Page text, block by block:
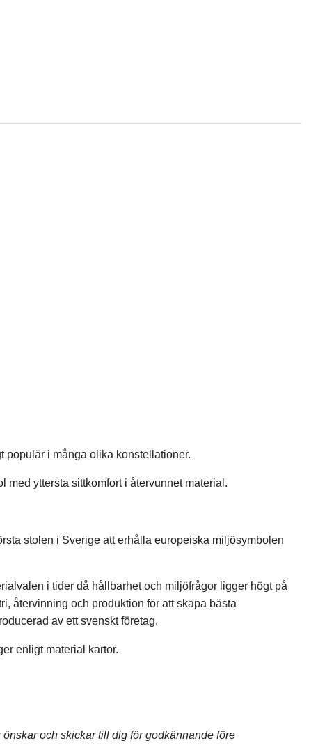
populär i många olika konstellationer.
yttersta sittkomfort i återvunnet material.
stolen i Sverige att erhålla europeiska miljösymbolen
i tider då hållbarhet och miljöfrågor ligger högt på
återvinning och produktion för att skapa bästa
av ett svenskt företag.
enligt material kartor.
och skickar till dig för godkännande före